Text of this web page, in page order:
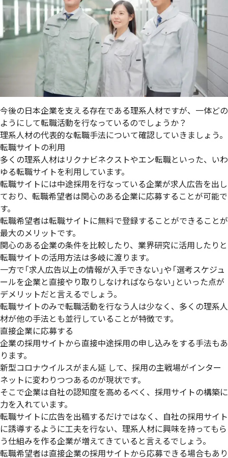
今後の日本企業を支える存在である理系人材ですが、一体どの
ようにして転職活動を行なっているのでしょうか？
理系人材の代表的な転職手法について確認していきましょう。
転職サイトの利用
多くの理系人材はリクナビネクストやエン転職といった、いわ
ゆる転職サイトを利用しています。
転職サイトには中途採用を行なっている企業が求人広告を出し
ており、転職希望者は関心のある企業に応募することが可能で
す。
転職希望者は転職サイトに無料で登録することができることが
最大のメリットです。
関心のある企業の条件を比較したり、業界研究に活用したりと
転職サイトの活用方法は多岐に渡ります。
一方で「求人広告以上の情報が入手できない」や「選考スケジュ
ールを企業と直接やり取りしなければならない」といった点が
デメリットだと言えるでしょう。
転職サイトのみで転職活動を行なう人は少なく、多くの理系人
材が他の手法とも並行していることが特徴です。
直接企業に応募する
企業の採用サイトから直接中途採用の申し込みをする手法もあ
ります。
新型コロナウイルスがまん延 して、 採用の主戦場がインター
ネットに変わりつつあるのが現状です。
そこで企業は自社の認知度を高めるべく、 採用サイトの構築に
力を入れています。
転職サイトに広告を出稿するだけではなく、自社の採用サイト
に誘導するように工夫を行ない、理系人材に興味を持ってもら
う仕組みを作る企業が増えてきていると言えるでしょう。
転職希望者は直接企業の採用サイトから応募できる場合もあり